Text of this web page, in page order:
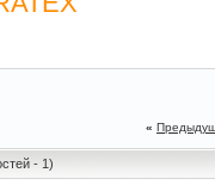
«
- 1)